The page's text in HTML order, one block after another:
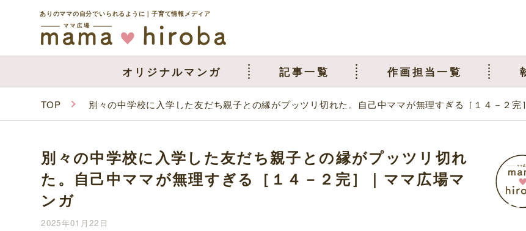
ありのママの自分でいられるように｜子育て情報メディア
オリジナルマンガ 記事一覧 作画担当一覧
TOP 別々の中学校に入学した友だち親子との縁がプッツリ切れた。自己中ママが無理すぎる［１４－２完
別々の中学校に入学した友だち親子との縁がプッツリ切れ
た。自己中ママが無理すぎる［１４－２完］｜ママ広場マ
ンガ
2025年01月22日